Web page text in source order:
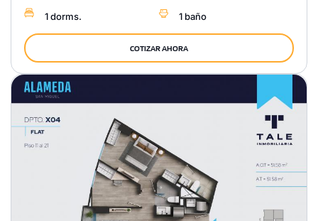
1 dorms. 1 baño
COTIZAR AHORA